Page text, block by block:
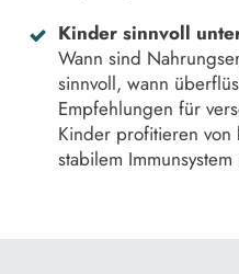
Kinder sinnvoll
Wann sind
sinnvoll, wann
Empfehlungen für
Kinder profitieren von
stabilem